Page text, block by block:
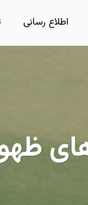
اطلاع رسانی